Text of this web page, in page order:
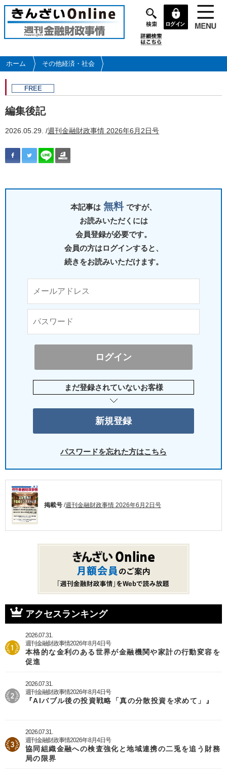
メ
イ
コ
ン
に
ホーム その他経済・社会
FREE
編集後記
2026.05.29. /週刊金融財政事情 2026年6月2日号
本記事は 無料 ですが、
お読みいただくには
会員登録が必要です。
会員の方はログインすると、
続きをお読みいただけます。
まだ登録されていないお客様
パスワードを忘れた方はこちら
掲載号 /週刊金融財政事情 2026年6月2日号
アクセスランキング
2026.07.31.
週刊金融財政事情2026年8月4日号
本格的な金利のある世界が金融機関や家計の行動変容を
促進
2026.07.31.
週刊金融財政事情2026年8月4日号
『AIバブル後の投資戦略「真の分散投資を求めて」』
2026.07.31.
週刊金融財政事情2026年8月4日号
協同組織金融への検査強化と地域連携の二兎を追う財務
局の限界